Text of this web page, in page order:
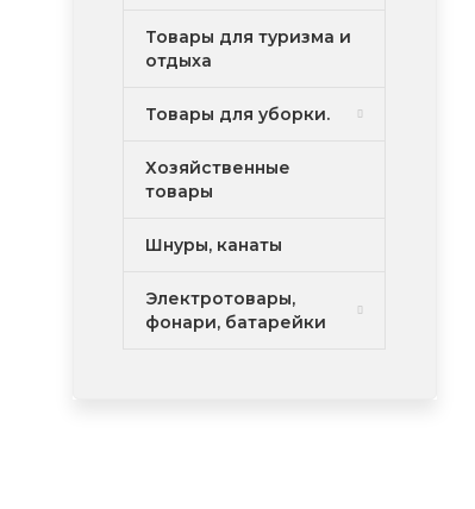
Товары для туризма и
отдыха
Товары для уборки.
Хозяйственные
товары
Шнуры, канаты
Электротовары,
фонари, батарейки